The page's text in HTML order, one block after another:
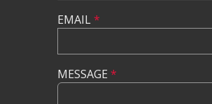
EMAIL*
MESSAGE *